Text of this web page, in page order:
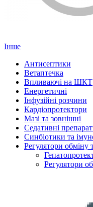
Інше
Антисептики
Ветаптечка
Впливаючі на ШКТ
Енергетичні
Інфузійні розчини
Кардіопротектори
Мазі та зовнішні
Седативні
Синбіотики та
Регулятори обміну
Регулятори